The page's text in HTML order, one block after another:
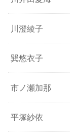
川澄綾子
巽悠衣子
市ノ瀬加那
平塚紗依